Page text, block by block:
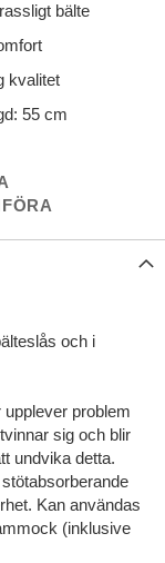
bälte
kvalitet
55 cm
och i
problem
sig och blir
undvika detta.
Kan användas
(inklusive